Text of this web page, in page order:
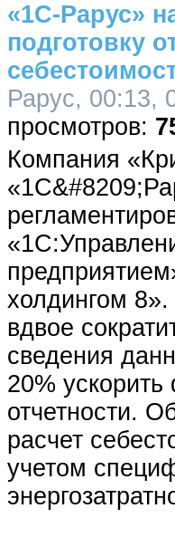
«1С-Рарус»
подготовку
Рарус, 00:13,
Компания
холдингом
вдвое
сведения
20%
отчетности.
расчет
учетом